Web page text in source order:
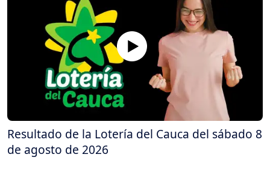
Resultado de la Lotería del Cauca del sábado 8
de agosto de 2026